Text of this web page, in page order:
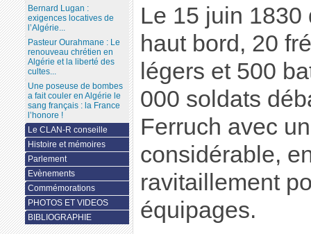
Le 15 juin 1830
haut bord, 20
légers et 500
000 soldats
Ferruch avec
considérable,
ravitaillement
équipages.
Bernard Lugan :
exigences locatives de
l’Algérie...
Pasteur Ourahmane : Le
renouveau chrétien en
Algérie et la liberté des
cultes...
Une poseuse de bombes
a fait couler en Algérie le
sang français : la France
l’honore !
Le CLAN-R conseille
Histoire et mémoires
Parlement
Evènements
Commémorations
PHOTOS ET VIDEOS
BIBLIOGRAPHIE